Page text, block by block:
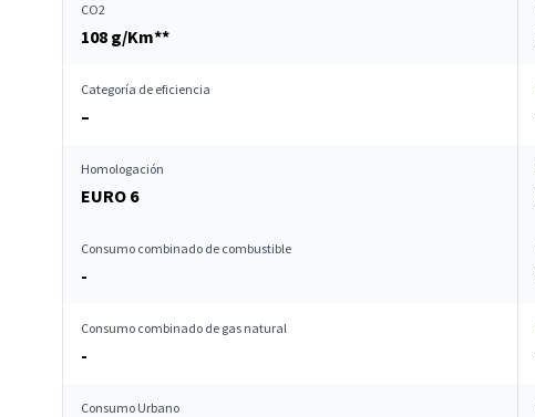
CO2
108 g/Km**
Categoría de eficiencia
–
Homologación
EURO 6
Consumo combinado de combustible
-
Consumo combinado de gas natural
-
Consumo Urbano